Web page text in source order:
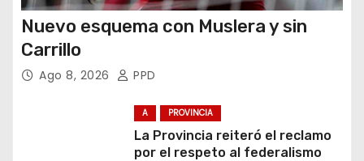
Nuevo esquema con Muslera y sin
Carrillo
Ago 8, 2026 PPD
A PROVINCIA
La Provincia reiteró el reclamo
por el respeto al federalismo